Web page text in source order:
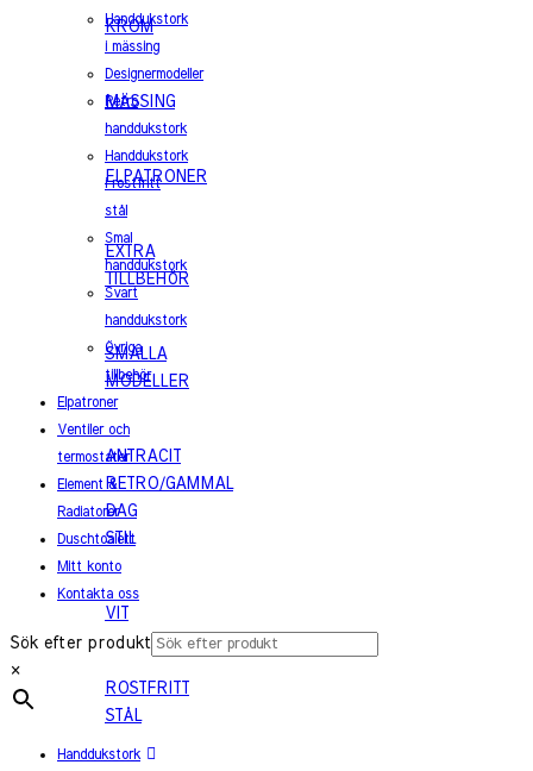
KROM
MÄSSING
ELPATRONER
EXTRA
TILLBEHÖR
SMALLA
MODELLER
ANTRACIT
RETRO/GAMMAL
DAG
STIL
VIT
ROSTFRITT
STÅL
Handdukstork
i mässing
Designermodeller
Retro
handdukstork
Handdukstork
i rostfritt
stål
Smal
handdukstork
Svart
handdukstork
Övriga
tillbehör
Elpatroner
Ventiler och
termostater
Element &
Radiatorer
Duschtoalett
Mitt konto
Kontakta oss
Sök efter produkt
×
Handdukstork